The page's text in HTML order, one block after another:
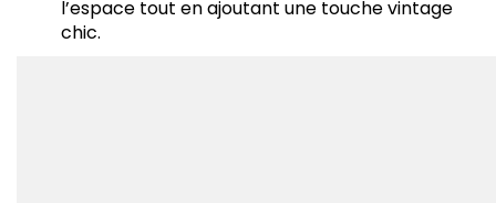
l’espace tout en ajoutant une touche vintage
chic.